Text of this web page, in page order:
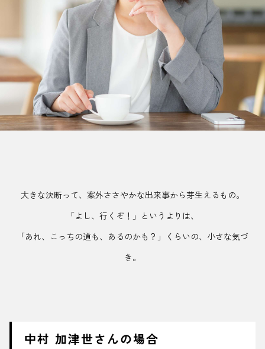
大きな決断って、案外ささやかな出来事から芽生えるもの。
「よし、行くぞ！」というよりは、
「あれ、こっちの道も、あるのかも？」くらいの、小さな気づ
き。
中村 加津世さんの場合